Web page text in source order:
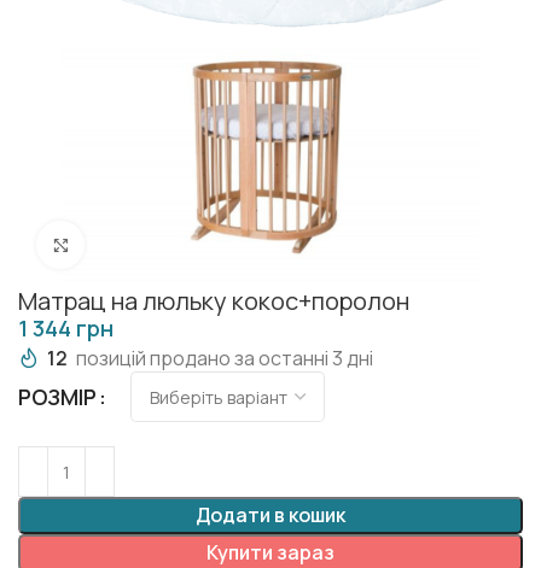
Клацніть, щоб збільшити
Матрац на люльку кокос+поролон
грн
12 позицій продано за останні 3 дні
РОЗМІР
Додати в кошик
Купити зараз